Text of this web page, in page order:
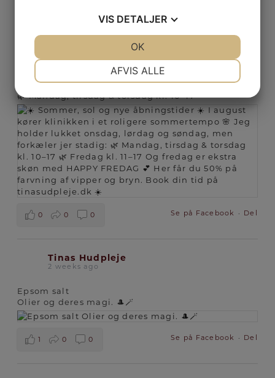
sommertempo 🌸
Jeg holder lukket onsdag, lørdag og søndag, men
🌿 Mandag, tirsdag & torsdag kl. 10–17
Se på Facebook · Del
0 0 0
Tinas Hudpleje
2 weeks ago
Epsom salt
Olier og deres magi. 🎩🪄
Se på Facebook · Del
1 0 0
VIS DETALJER
MARKETING STATISTIK
AFVIS ALLE
OK